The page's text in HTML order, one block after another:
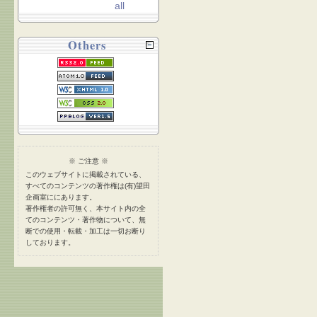
all
Others
※ ご注意 ※
このウェブサイトに掲載されている、
すべてのコンテンツの著作権は(有)望田
企画室ににあります。
著作権者の許可無く、本サイト内の全
てのコンテンツ・著作物について、無
断での使用・転載・加工は一切お断り
しております。